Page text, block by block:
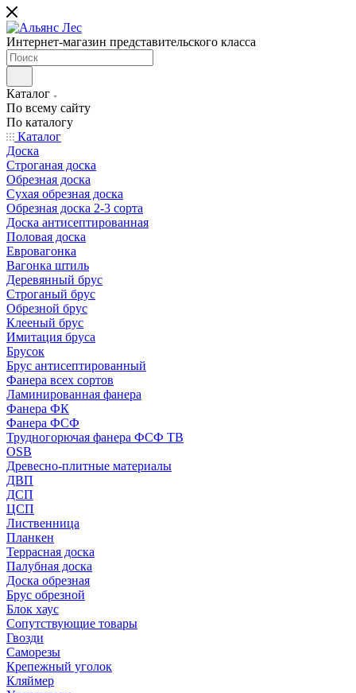
Интернет-магазин представительского класса
Каталог
По всему сайту
По каталогу
Каталог
Доска
Строганая доска
Обрезная доска
Сухая обрезная доска
Обрезная доска 2-3 сорта
Доска антисептированная
Половая доска
Евровагонка
Вагонка штиль
Деревянный брус
Строганый брус
Обрезной брус
Клееный брус
Имитация бруса
Брусок
Брус антисептированный
Фанера всех сортов
Ламинированная фанера
Фанера ФК
Фанера ФСФ
Трудногорючая фанера ФСФ ТВ
OSB
Древесно-плитные материалы
ДВП
ДСП
ЦСП
Лиственница
Планкен
Террасная доска
Палубная доска
Доска обрезная
Брус обрезной
Блок хаус
Сопутствующие товары
Гвозди
Саморезы
Крепежный уголок
Кляймер